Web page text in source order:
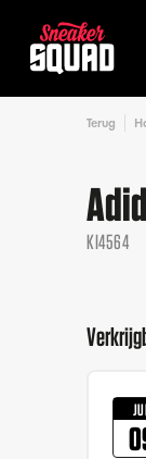
Terug
KI4564
JUL